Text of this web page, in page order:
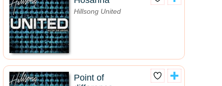
Hillsong United
Point of